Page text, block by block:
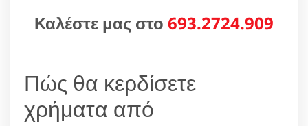
Καλέστε μας στο 693.2724.909
Πώς θα κερδίσετε
χρήματα από